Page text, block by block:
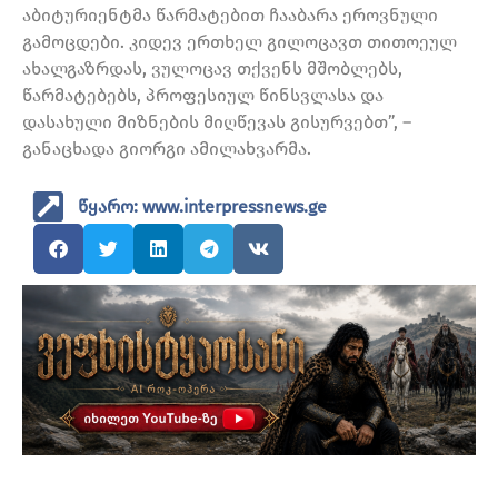
აბიტურიენტმა წარმატებით ჩააბარა ეროვნული
გამოცდები. კიდევ ერთხელ გილოცავთ თითოეულ
ახალგაზრდას, ვულოცავ თქვენს მშობლებს,
წარმატებებს, პროფესიულ წინსვლასა და
დასახული მიზნების მიღწევას გისურვებთ”, –
განაცხადა გიორგი ამილახვარმა.
წყარო: www.interpressnews.ge